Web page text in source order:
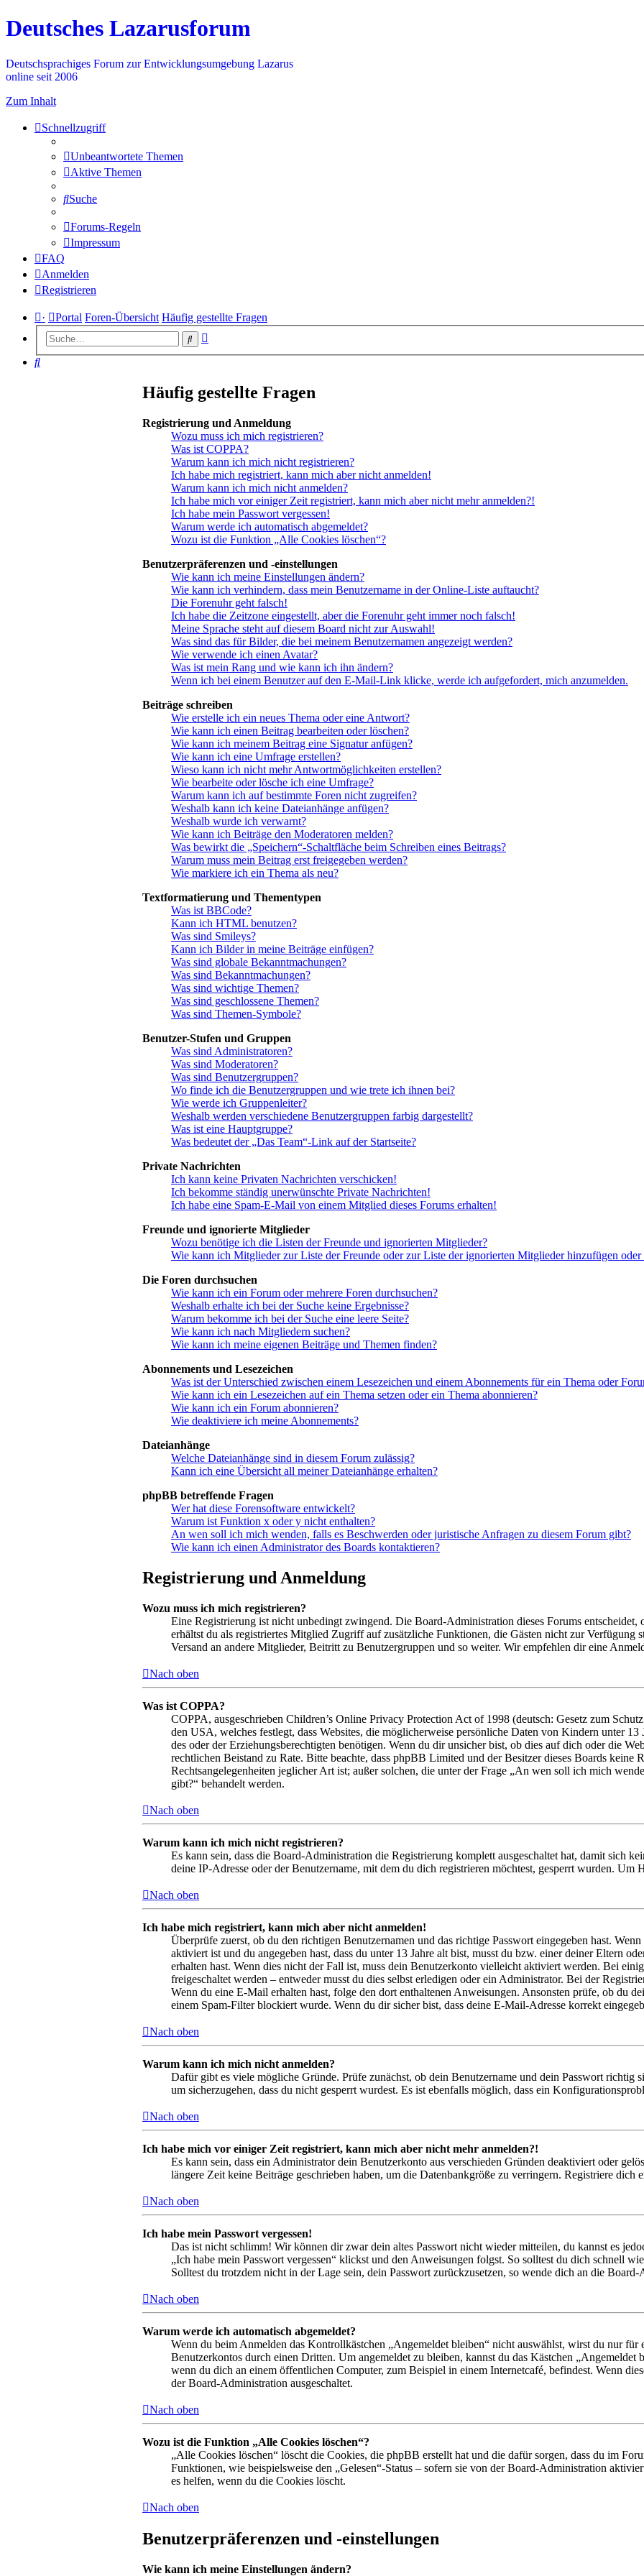
Deutsches Lazarusforum
Deutschsprachiges Forum zur Entwicklungsumgebung Lazarus
online seit 2006
Zum Inhalt
Schnellzugriff
Unbeantwortete Themen
Aktive Themen
Suche
Forums-Regeln
Impressum
FAQ
Anmelden
Registrieren
· Portal Foren-Übersicht Häufig gestellte Fragen
Suche
Suche
Häufig gestellte Fragen
Registrierung und Anmeldung
Wozu muss ich mich registrieren?
Was ist COPPA?
Warum kann ich mich nicht registrieren?
Ich habe mich registriert, kann mich aber nicht anmelden!
Warum kann ich mich nicht anmelden?
Ich habe mich vor einiger Zeit registriert, kann mich aber nicht mehr anmelden?!
Ich habe mein Passwort vergessen!
Warum werde ich automatisch abgemeldet?
Wozu ist die Funktion „Alle Cookies löschen“?
Benutzerpräferenzen und -einstellungen
Wie kann ich meine Einstellungen ändern?
Wie kann ich verhindern, dass mein Benutzername in der Online-Liste auftaucht?
Die Forenuhr geht falsch!
Ich habe die Zeitzone eingestellt, aber die Forenuhr geht immer noch falsch!
Meine Sprache steht auf diesem Board nicht zur Auswahl!
Was sind das für Bilder, die bei meinem Benutzernamen angezeigt werden?
Wie verwende ich einen Avatar?
Was ist mein Rang und wie kann ich ihn ändern?
Wenn ich bei einem Benutzer auf den E-Mail-Link klicke, werde ich aufgefordert, mich anzumelden.
Beiträge schreiben
Wie erstelle ich ein neues Thema oder eine Antwort?
Wie kann ich einen Beitrag bearbeiten oder löschen?
Wie kann ich meinem Beitrag eine Signatur anfügen?
Wie kann ich eine Umfrage erstellen?
Wieso kann ich nicht mehr Antwortmöglichkeiten erstellen?
Wie bearbeite oder lösche ich eine Umfrage?
Warum kann ich auf bestimmte Foren nicht zugreifen?
Weshalb kann ich keine Dateianhänge anfügen?
Weshalb wurde ich verwarnt?
Wie kann ich Beiträge den Moderatoren melden?
Was bewirkt die „Speichern“-Schaltfläche beim Schreiben eines Beitrags?
Warum muss mein Beitrag erst freigegeben werden?
Wie markiere ich ein Thema als neu?
Textformatierung und Thementypen
Was ist BBCode?
Kann ich HTML benutzen?
Was sind Smileys?
Kann ich Bilder in meine Beiträge einfügen?
Was sind globale Bekanntmachungen?
Was sind Bekanntmachungen?
Was sind wichtige Themen?
Was sind geschlossene Themen?
Was sind Themen-Symbole?
Benutzer-Stufen und Gruppen
Was sind Administratoren?
Was sind Moderatoren?
Was sind Benutzergruppen?
Wo finde ich die Benutzergruppen und wie trete ich ihnen bei?
Wie werde ich Gruppenleiter?
Weshalb werden verschiedene Benutzergruppen farbig dargestellt?
Was ist eine Hauptgruppe?
Was bedeutet der „Das Team“-Link auf der Startseite?
Private Nachrichten
Ich kann keine Privaten Nachrichten verschicken!
Ich bekomme ständig unerwünschte Private Nachrichten!
Ich habe eine Spam-E-Mail von einem Mitglied dieses Forums erhalten!
Freunde und ignorierte Mitglieder
Wozu benötige ich die Listen der Freunde und ignorierten Mitglieder?
Wie kann ich Mitglieder zur Liste der Freunde oder zur Liste der ignorierten Mitglieder hinzufügen oder
Die Foren durchsuchen
Wie kann ich ein Forum oder mehrere Foren durchsuchen?
Weshalb erhalte ich bei der Suche keine Ergebnisse?
Warum bekomme ich bei der Suche eine leere Seite?
Wie kann ich nach Mitgliedern suchen?
Wie kann ich meine eigenen Beiträge und Themen finden?
Abonnements und Lesezeichen
Was ist der Unterschied zwischen einem Lesezeichen und einem Abonnements für ein Thema oder
Wie kann ich ein Lesezeichen auf ein Thema setzen oder ein Thema abonnieren?
Wie kann ich ein Forum abonnieren?
Wie deaktiviere ich meine Abonnements?
Dateianhänge
Welche Dateianhänge sind in diesem Forum zulässig?
Kann ich eine Übersicht all meiner Dateianhänge erhalten?
phpBB betreffende Fragen
Wer hat diese Forensoftware entwickelt?
Warum ist Funktion x oder y nicht enthalten?
An wen soll ich mich wenden, falls es Beschwerden oder juristische Anfragen zu diesem Forum gibt?
Wie kann ich einen Administrator des Boards kontaktieren?
Registrierung und Anmeldung
Wozu muss ich mich registrieren?
Eine Registrierung ist nicht unbedingt zwingend. Die Board-Administration dieses Forums
erhältst du als registriertes Mitglied Zugriff auf zusätzliche Funktionen, die Gästen nicht zur
Versand an andere Mitglieder, Beitritt zu Benutzergruppen und so weiter. Wir empfehlen dir eine
Nach oben
Was ist COPPA?
COPPA, ausgeschrieben Children’s Online Privacy Protection Act of 1998 (deutsch: Gesetz zum
den USA, welches festlegt, dass Websites, die möglicherweise persönliche Daten von Kindern unter
des oder der Erziehungsberechtigten benötigen. Wenn du dir unsicher bist, ob dies auf dich oder die
rechtlichen Beistand zu Rate. Bitte beachte, dass phpBB Limited und der Besitzer dieses Boards keine
Rechtsangelegenheiten jeglicher Art ist; außer solchen, die unter der Frage „An wen soll ich mich
gibt?“ behandelt werden.
Nach oben
Warum kann ich mich nicht registrieren?
Es kann sein, dass die Board-Administration die Registrierung komplett ausgeschaltet hat, damit sich
deine IP-Adresse oder der Benutzername, mit dem du dich registrieren möchtest, gesperrt wurden.
Nach oben
Ich habe mich registriert, kann mich aber nicht anmelden!
Überprüfe zuerst, ob du den richtigen Benutzernamen und das richtige Passwort eingegeben hast.
aktiviert ist und du angegeben hast, dass du unter 13 Jahre alt bist, musst du bzw. einer deiner Eltern
erhalten hast. Wenn dies nicht der Fall ist, muss dein Benutzerkonto vielleicht aktiviert werden. Bei
freigeschaltet werden – entweder musst du dies selbst erledigen oder ein Administrator. Bei der
Wenn du eine E-Mail erhalten hast, folge den dort enthaltenen Anweisungen. Ansonsten prüfe, ob du
einem Spam-Filter blockiert wurde. Wenn du dir sicher bist, dass deine E-Mail-Adresse korrekt
Nach oben
Warum kann ich mich nicht anmelden?
Dafür gibt es viele mögliche Gründe. Prüfe zunächst, ob dein Benutzername und dein Passwort
um sicherzugehen, dass du nicht gesperrt wurdest. Es ist ebenfalls möglich, dass ein
Nach oben
Ich habe mich vor einiger Zeit registriert, kann mich aber nicht mehr anmelden?!
Es kann sein, dass ein Administrator dein Benutzerkonto aus verschieden Gründen deaktiviert oder
längere Zeit keine Beiträge geschrieben haben, um die Datenbankgröße zu verringern. Registriere
Nach oben
Ich habe mein Passwort vergessen!
Das ist nicht schlimm! Wir können dir zwar dein altes Passwort nicht wieder mitteilen, du kannst es
„Ich habe mein Passwort vergessen“ klickst und den Anweisungen folgst. So solltest du dich schnell
Solltest du trotzdem nicht in der Lage sein, dein Passwort zurückzusetzen, so wende dich an die
Nach oben
Warum werde ich automatisch abgemeldet?
Wenn du beim Anmelden das Kontrollkästchen „Angemeldet bleiben“ nicht auswählst, wirst du nur
Benutzerkontos durch einen Dritten. Um angemeldet zu bleiben, kannst du das Kästchen
wenn du dich an einem öffentlichen Computer, zum Beispiel in einem Internetcafé, befindest. Wenn
der Board-Administration ausgeschaltet.
Nach oben
Wozu ist die Funktion „Alle Cookies löschen“?
„Alle Cookies löschen“ löscht die Cookies, die phpBB erstellt hat und die dafür sorgen, dass du im
Funktionen, wie beispielsweise den „Gelesen“-Status – sofern sie von der Board-Administration
es helfen, wenn du die Cookies löscht.
Nach oben
Benutzerpräferenzen und -einstellungen
Wie kann ich meine Einstellungen ändern?